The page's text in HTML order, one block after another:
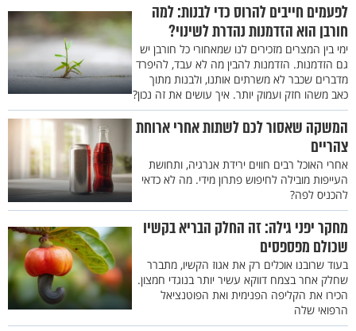
לפעמים חייבים להרוס כדי לבנות: למה
חורבן הוא הזדמנות נהדרת לשינוי?
ימי בין המצרים מזכירים לנו שמאחורי כל חורבן יש
גם הזדמנות. הזדמנות להבין מה לא עבד, להיפרד
מדברים שכבר לא משרתים אותנו, ולבנות מתוך
כאב משהו חזק ועמוק יותר. איך עושים את זה נכון?
המשקה שאסור לכם לשתות אחרי ארוחת
צהריים
אחרי האוכל רבים חווים ירידת אנרגיה, ותחושת
העייפות מובילה לחיפוש פתרון מידי. מה לא כדאי
להכניס לפה?
מחקר יפני גילה: זה החלק הבריא בקשיו
שכולם מפספסים
בעוד שרובנו אוכלים רק את אגוז הקשיו, מתברר
שחלק אחר בצמח דווקא עשיר יותר בנוגדי חמצון.
הכירו את הקליפה הפנימית ואת הפוטנציאל
הרפואי שלה